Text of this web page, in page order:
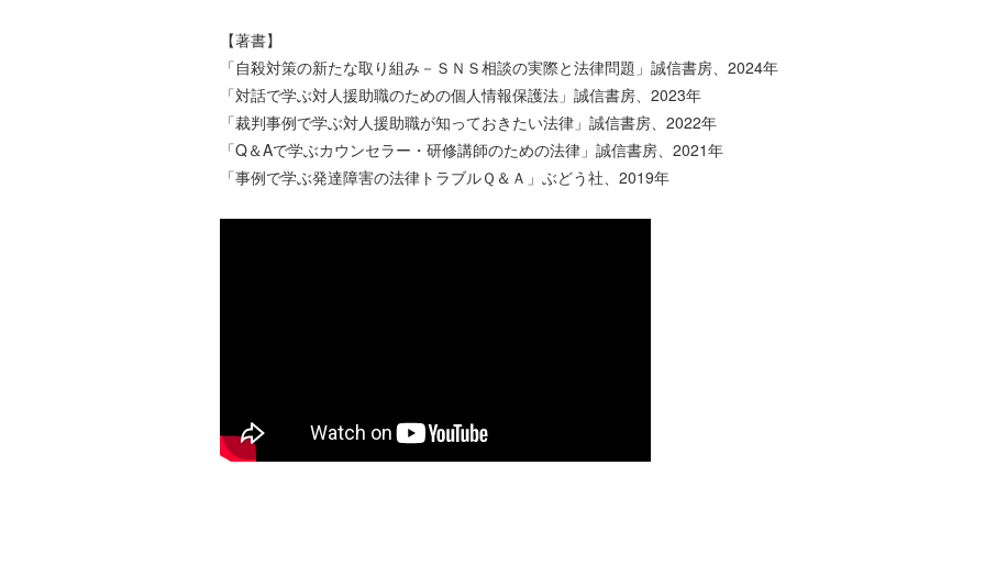
【著書】
「自殺対策の新たな取り組み－ＳＮＳ相談の実際と法律問題」誠信書房、2024年
「対話で学ぶ対人援助職のための個人情報保護法」誠信書房、2023年
「裁判事例で学ぶ対人援助職が知っておきたい法律」誠信書房、2022年
「Q＆Aで学ぶカウンセラー・研修講師のための法律」誠信書房、2021年
「事例で学ぶ発達障害の法律トラブルＱ＆Ａ」ぶどう社、2019年